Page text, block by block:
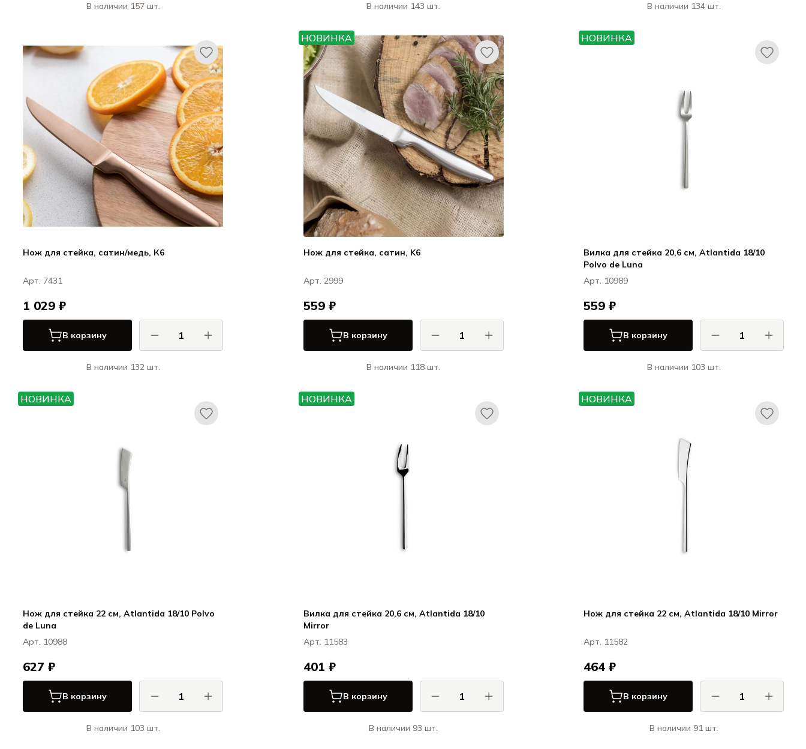
В наличии 157 шт.
Ножи и вилки для стейка HQ
В наличии 143 шт.
Ножи и вилки для стейка HQ
В наличии 134 шт.
Ножи и вилки для стейка HQ
Нож для стейка, сатин/медь, К6
Арт. 7431
1 029 ₽
В корзину
В наличии 132 шт.
Ножи и вилки для стейка HQ
НОВИНКА
Нож для стейка, сатин, K6
Арт. 2999
559 ₽
В корзину
В наличии 118 шт.
Ножи и вилки для стейка HQ
НОВИНКА
Вилка для стейка 20,6 см, Atlantida 18/10
Polvo de Luna
Арт. 10989
559 ₽
В корзину
В наличии 103 шт.
Атлантида / Ножи и вилки для стейка
Atlantida
НОВИНКА
Нож для стейка 22 см, Atlantida 18/10 Polvo
de Luna
Арт. 10988
627 ₽
В корзину
В наличии 103 шт.
НОВИНКА
Вилка для стейка 20,6 см, Atlantida 18/10
Mirror
Арт. 11583
401 ₽
В корзину
В наличии 93 шт.
НОВИНКА
Нож для стейка 22 см, Atlantida 18/10 Mirror
Арт. 11582
464 ₽
В корзину
В наличии 91 шт.